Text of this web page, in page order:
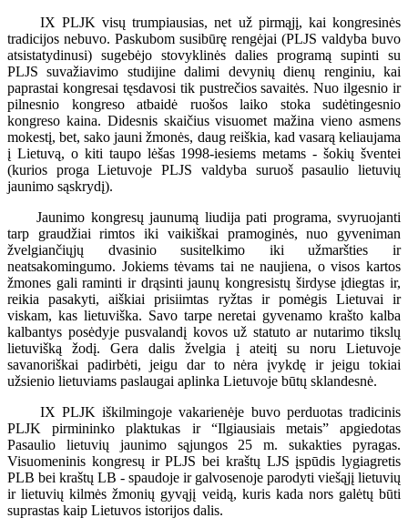
IX PLJK visų trumpiausias, net už pirmąjį, kai kongresinės
tradicijos nebuvo. Paskubom susibūrę rengėjai (PLJS valdyba buvo
atsistatydinusi) sugebėjo stovyklinės dalies programą supinti su
PLJS suvažiavimo studijine dalimi devynių dienų renginiu, kai
paprastai kongresai tęsdavosi tik pustrečios savaitės. Nuo ilgesnio ir
pilnesnio kongreso atbaidė ruošos laiko stoka sudėtingesnio
kongreso kaina. Didesnis skaičius visuomet mažina vieno asmens
mokestį, bet, sako jauni žmonės, daug reiškia, kad vasarą keliaujama
į Lietuvą, o kiti taupo lėšas 1998-iesiems metams - šokių šventei
(kurios proga Lietuvoje PLJS valdyba suruoš pasaulio lietuvių
jaunimo sąskrydį).
Jaunimo kongresų jaunumą liudija pati programa, svyruojanti
tarp graudžiai rimtos iki vaikiškai pramoginės, nuo gyveniman
žvelgiančiųjų dvasinio susitelkimo iki užmaršties ir
neatsakomingumo. Jokiems tėvams tai ne naujiena, o visos kartos
žmones gali raminti ir drąsinti jaunų kongresistų širdyse įdiegtas ir,
reikia pasakyti, aiškiai prisiimtas ryžtas ir pomėgis Lietuvai ir
viskam, kas lietuviška. Savo tarpe neretai gyvenamo krašto kalba
kalbantys posėdyje pusvalandį kovos už statuto ar nutarimo tikslų
lietuvišką žodį. Gera dalis žvelgia į ateitį su noru Lietuvoje
savanoriškai padirbėti, jeigu dar to nėra įvykdę ir jeigu tokiai
užsienio lietuviams paslaugai aplinka Lietuvoje būtų sklandesnė.
IX PLJK iškilmingoje vakarienėje buvo perduotas tradicinis
PLJK pirmininko plaktukas ir “Ilgiausiais metais” apgiedotas
Pasaulio lietuvių jaunimo sąjungos 25 m. sukakties pyragas.
Visuomeninis kongresų ir PLJS bei kraštų LJS įspūdis lygiagretis
PLB bei kraštų LB - spaudoje ir galvosenoje parodyti viešąjį lietuvių
ir lietuvių kilmės žmonių gyvąjį veidą, kuris kada nors galėtų būti
suprastas kaip Lietuvos istorijos dalis.